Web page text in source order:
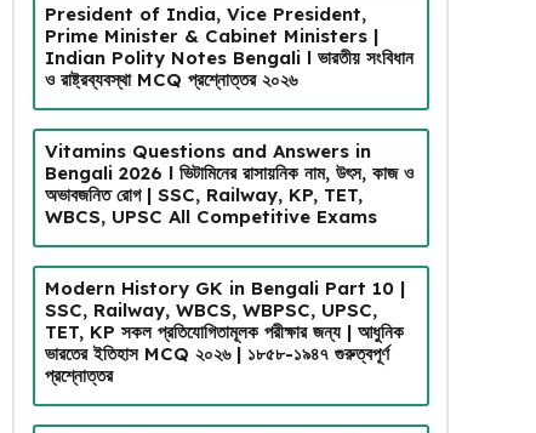
President of India, Vice President,
Prime Minister & Cabinet Ministers |
Indian Polity Notes Bengali l ভারতীয় সংবিধান
ও রাষ্ট্রব্যবস্থা MCQ প্রশ্নোত্তর ২০২৬
Vitamins Questions and Answers in
Bengali 2026 l ভিটামিনের রাসায়নিক নাম, উৎস, কাজ ও
অভাবজনিত রোগ | SSC, Railway, KP, TET,
WBCS, UPSC All Competitive Exams
Modern History GK in Bengali Part 10 |
SSC, Railway, WBCS, WBPSC, UPSC,
TET, KP সকল প্রতিযোগিতামূলক পরীক্ষার জন্য | আধুনিক
ভারতের ইতিহাস MCQ ২০২৬ | ১৮৫৮-১৯৪৭ গুরুত্বপূর্ণ
প্রশ্নোত্তর